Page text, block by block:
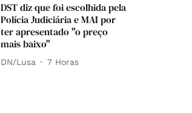
DST diz que foi escolhida pela
Polícia Judiciária e MAI por
ter apresentado "o preço
mais baixo"
DN/Lusa 7 Horas